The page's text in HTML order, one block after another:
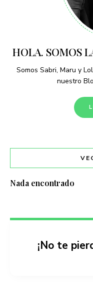
HOLA. SOMOS
Somos Sabri, Maru y
nuestro
Nada encontrado
¡No te